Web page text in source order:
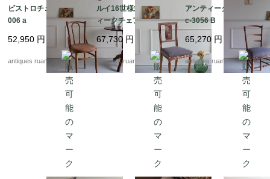
ビストロチェア Fc-3
006 a
52,950 円
antiques ruan
ルイ16世様式 アンテ
ィークチェア Fc-308
67,730 円
antiques ruan
アンティークチェア F
c-3056 B
65,270 円
antiques ruan